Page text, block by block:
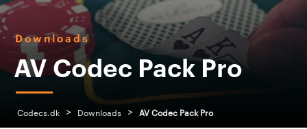
Downloads
AV Codec Pack Pro
Codecs.dk > Downloads > AV Codec Pack Pro